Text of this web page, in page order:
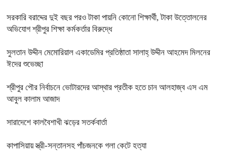
সরকারি বরাদ্দের দুই বছর পরও টাকা পায়নি কোনো শিক্ষার্থী, টাকা উত্তোলনের
অভিযোগ শ্রীপুর শিক্ষা কর্মকর্তার বিরুদ্ধে
সুলতান উদ্দীন মেমোরিয়াল একাডেমির প্রতিষ্ঠাতা সালাহ্ উদ্দীন আহমেদ মিলনের
ঈদের শুভেচ্ছা
শ্রীপুর পৌর নির্বাচনে ভোটারদের আস্থার প্রতীক হতে চান আলহাজ্ব এস এম
আবুল কালাম আজাদ
সারাদেশে কালবৈশাখী ঝড়ের সতর্কবার্তা
কাপাসিয়ায় স্ত্রী-সন্তানসহ পাঁচজনকে গলা কেটে হত্যা